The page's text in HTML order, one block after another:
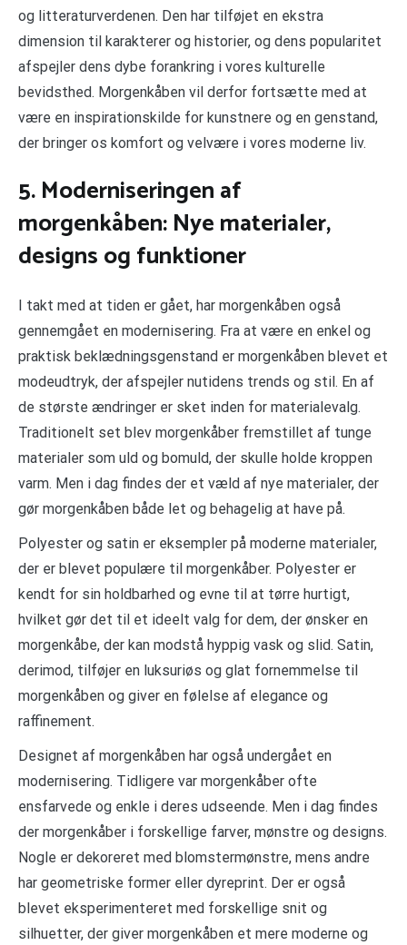
og litteraturverdenen. Den har tilføjet en ekstra
dimension til karakterer og historier, og dens popularitet
afspejler dens dybe forankring i vores kulturelle
bevidsthed. Morgenkåben vil derfor fortsætte med at
være en inspirationskilde for kunstnere og en genstand,
der bringer os komfort og velvære i vores moderne liv.
5. Moderniseringen af
morgenkåben: Nye materialer,
designs og funktioner
I takt med at tiden er gået, har morgenkåben også
gennemgået en modernisering. Fra at være en enkel og
praktisk beklædningsgenstand er morgenkåben blevet et
modeudtryk, der afspejler nutidens trends og stil. En af
de største ændringer er sket inden for materialevalg.
Traditionelt set blev morgenkåber fremstillet af tunge
materialer som uld og bomuld, der skulle holde kroppen
varm. Men i dag findes der et væld af nye materialer, der
gør morgenkåben både let og behagelig at have på.
Polyester og satin er eksempler på moderne materialer,
der er blevet populære til morgenkåber. Polyester er
kendt for sin holdbarhed og evne til at tørre hurtigt,
hvilket gør det til et ideelt valg for dem, der ønsker en
morgenkåbe, der kan modstå hyppig vask og slid. Satin,
derimod, tilføjer en luksuriøs og glat fornemmelse til
morgenkåben og giver en følelse af elegance og
raffinement.
Designet af morgenkåben har også undergået en
modernisering. Tidligere var morgenkåber ofte
ensfarvede og enkle i deres udseende. Men i dag findes
der morgenkåber i forskellige farver, mønstre og designs.
Nogle er dekoreret med blomstermønstre, mens andre
har geometriske former eller dyreprint. Der er også
blevet eksperimenteret med forskellige snit og
silhuetter, der giver morgenkåben et mere moderne og